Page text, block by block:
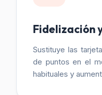
Fidelización
Sustituye las
de puntos en el
habituales y